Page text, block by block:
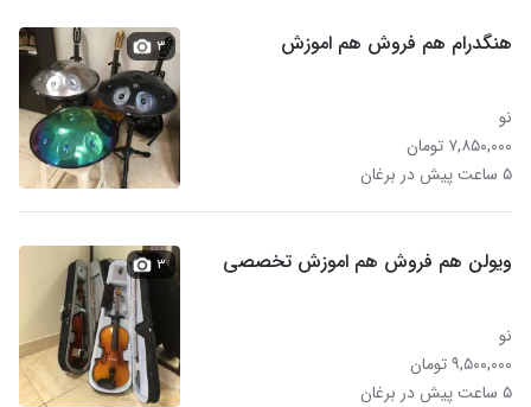
هنگدرام هم فروش هم اموزش
نو
۷,۸۵۰,۰۰۰ تومان
۵ ساعت پیش در برغان
۳
ویولن هم فروش هم اموزش تخصصی
نو
۹,۵۰۰,۰۰۰ تومان
۵ ساعت پیش در برغان
۳